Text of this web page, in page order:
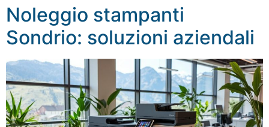
Noleggio stampanti
Sondrio: soluzioni aziendali